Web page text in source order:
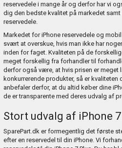
reservedele i mange år og derfor har vi
dig den bedste kvalitet på markedet
reservedele.
Markedet for iPhone reservedele og
svært at overskue, hvis man ikke har
inden for faget. Kvaliteten på de
meget forskellig fra forhandler til
derfor også være, at hvis prisen er meget
konkurrerende produkter, så er
anbefaler derfor, at du altid køber dine
de er transparente med deres udvalg af
Stort udvalg af iPhone
SparePart.dk er formegentlig det første
efter en reservedel til din iPhone. Vi